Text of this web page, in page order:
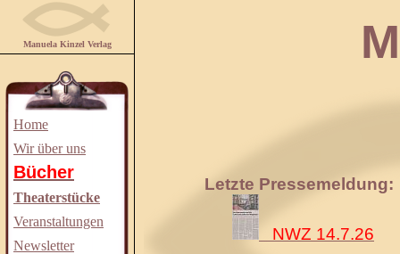
Manuela Kinzel Verlag
Home
Wir über uns
Bücher
Theaterstücke
Veranstaltungen
Newsletter
Letzte Pressemeldung:
NWZ 14.7.26